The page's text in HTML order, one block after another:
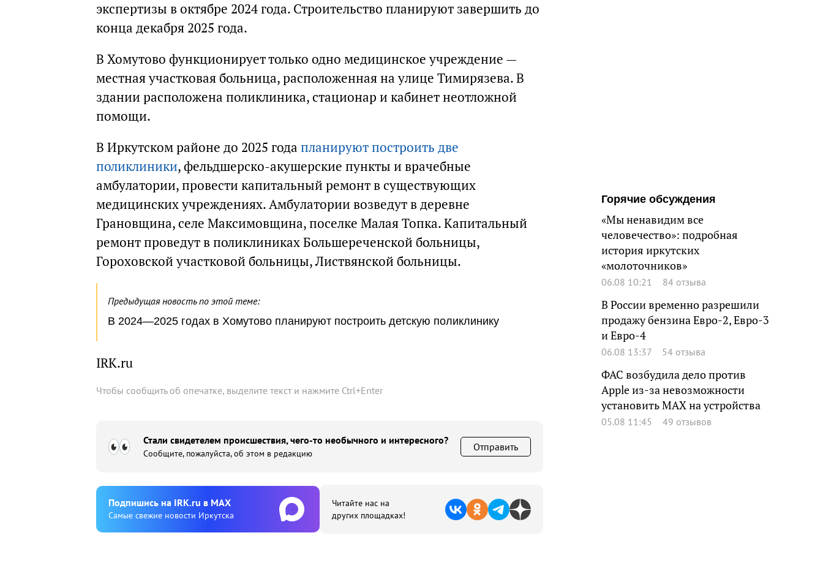
экспертизы в октябре 2024 года. Строительство планируют завершить до
конца декабря 2025 года.
В Хомутово функционирует только одно медицинское учреждение —
местная участковая больница, расположенная на улице Тимирязева. В
здании расположена поликлиника, стационар и кабинет неотложной
помощи.
В Иркутском районе до 2025 года планируют построить две
поликлиники, фельдшерско-акушерские пункты и врачебные
амбулатории, провести капитальный ремонт в существующих
медицинских учреждениях. Амбулатории возведут в деревне
Грановщина, селе Максимовщина, поселке Малая Топка. Капитальный
ремонт проведут в поликлиниках Большереченской больницы,
Гороховской участковой больницы, Листвянской больницы.
Предыдущая новость по этой теме:
В 2024—2025 годах в Хомутово планируют построить детскую поликлинику
IRK.ru
Чтобы сообщить об опечатке, выделите текст и нажмите Ctrl+Enter
Стали свидетелем происшествия, чего-то необычного и интересного?
Сообщите, пожалуйста, об этом в редакцию
Отправить
Подпишиcь на IRK.ru в MAX
Cамые свежие новости Иркутска
Читайте нас на
других площадках!
Горячие обсуждения
«Мы ненавидим все
человечество»: подробная
история иркутских
«молоточников»
06.08 10:21 84 отзыва
В России временно разрешили
продажу бензина Евро-2, Евро-3
и Евро-4
06.08 13:37 54 отзыва
ФАС возбудила дело против
Apple из-за невозможности
установить MAX на устройства
05.08 11:45 49 отзывов